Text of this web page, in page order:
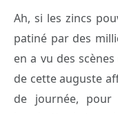
Ah, si les zincs
patiné par des
en a vu des
de cette auguste
de journée,